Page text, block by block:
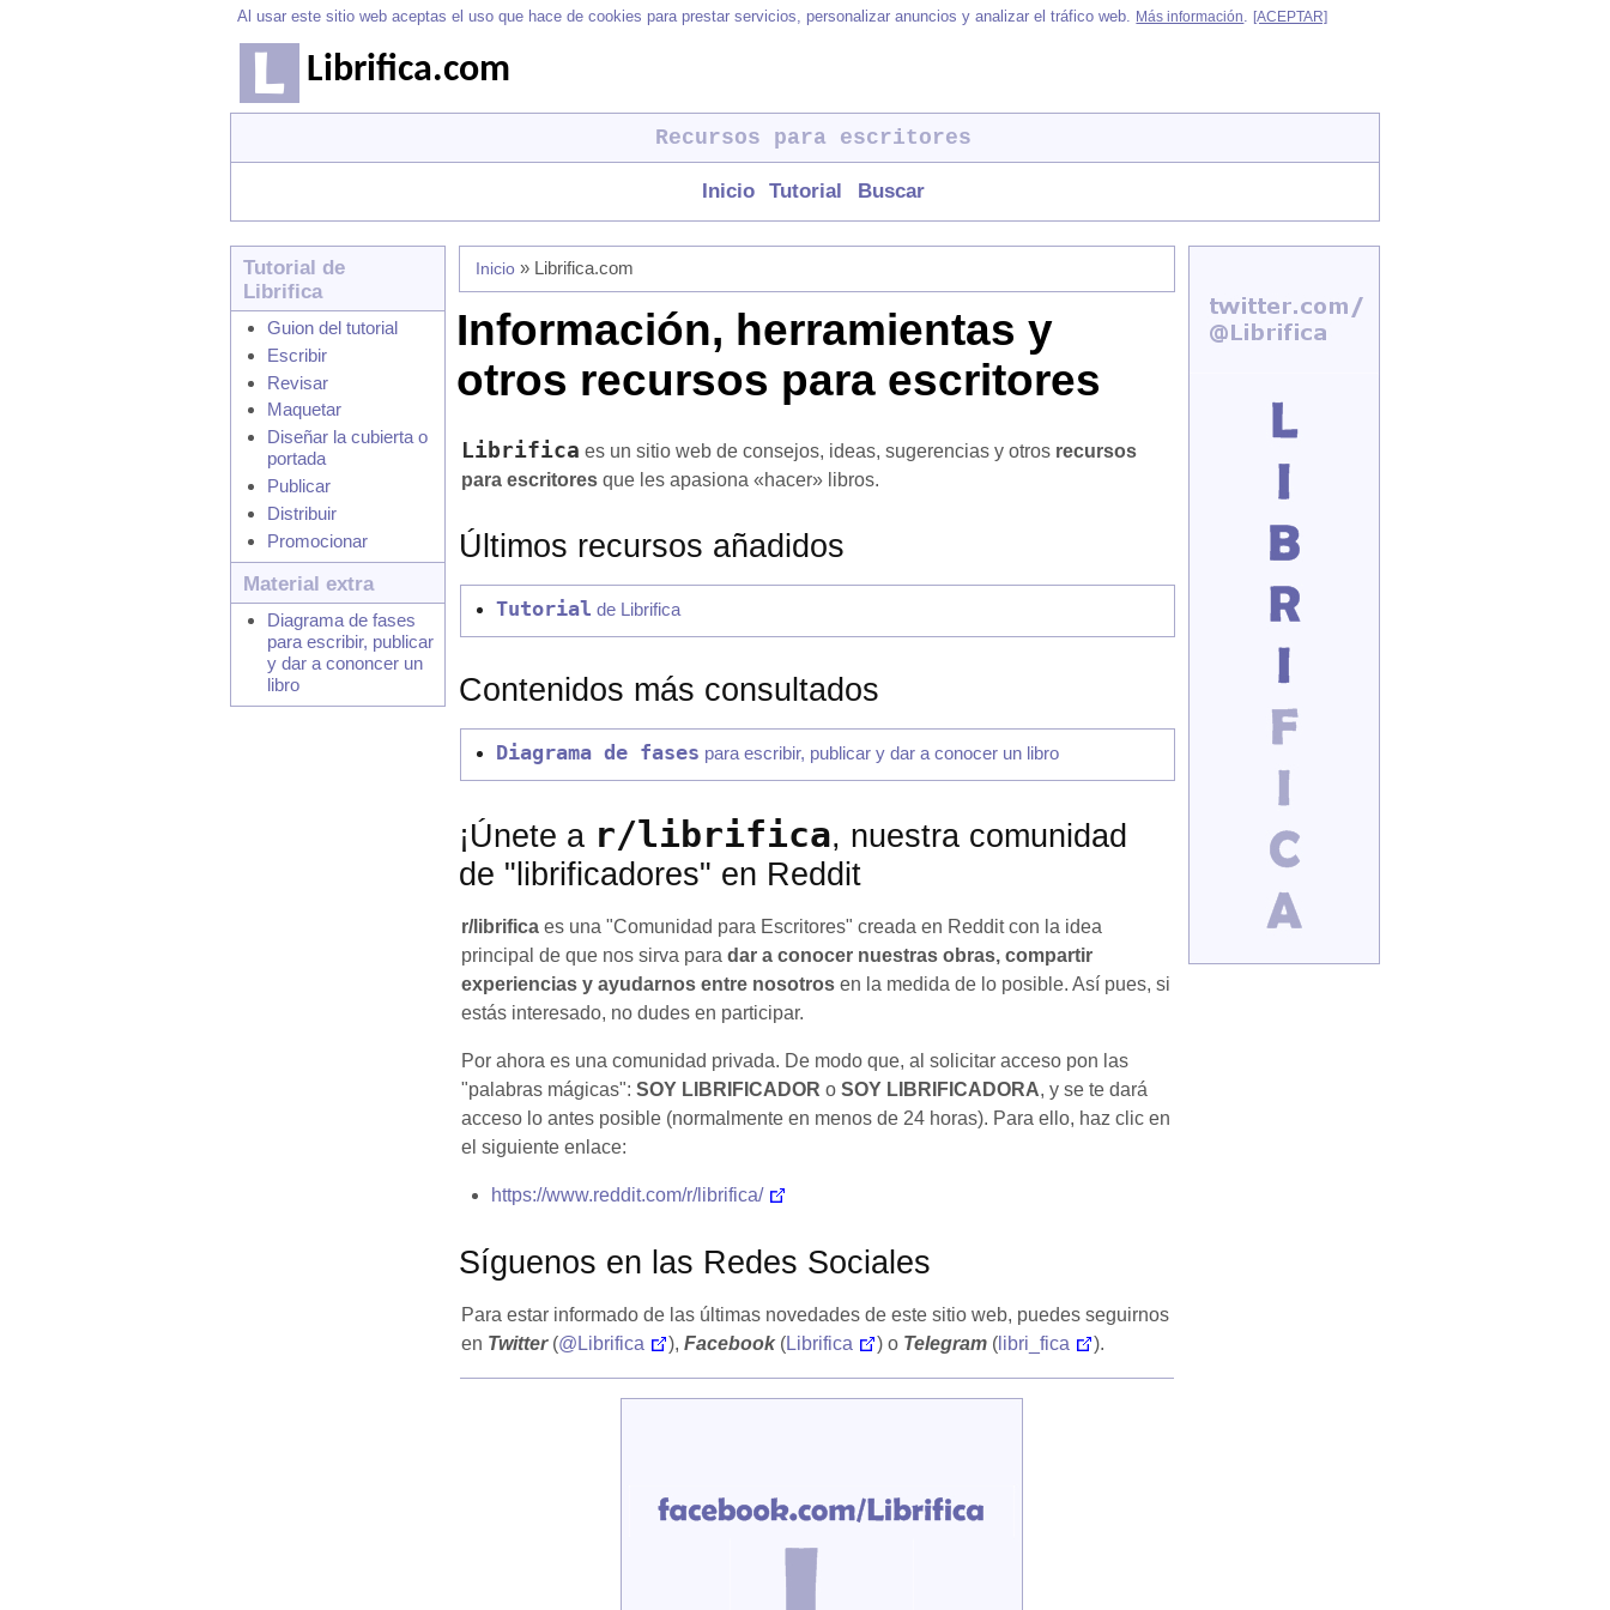
Al usar este sitio web aceptas el uso que hace de cookies para prestar servicios, personalizar anuncios y analizar el tráfico web. Más información. [ACEPTAR]
Librifica.com
Recursos para escritores
Inicio Tutorial Buscar
Tutorial de
Librifica
Guion del tutorial
Escribir
Revisar
Maquetar
Diseñar la cubierta o
portada
Publicar
Distribuir
Promocionar
Material extra
Diagrama de fases
para escribir, publicar
y dar a cononcer un
libro
Inicio» Librifica.com
Información, herramientas y
otros recursos para escritores
Librifica es un sitio web de consejos, ideas, sugerencias y otros recursos
para escritoresque les apasiona «hacer» libros.
Últimos recursos añadidos
Tutorial de Librifica
Contenidos más consultados
Diagrama de fases para escribir, publicar y dar a conocer un libro
¡Únete a r/librifica, nuestra comunidad
de "librificadores" en Reddit
r/librificaes una "Comunidad para Escritores" creada en Reddit con la idea
principal de que nos sirva para dar a conocer nuestras obras, compartir
experiencias y ayudarnos entre nosotrosen la medida de lo posible. Así pues, si
estás interesado, no dudes en participar.
Por ahora es una comunidad privada. De modo que, al solicitar acceso pon las
"palabras mágicas": SOY LIBRIFICADOR o SOY LIBRIFICADORA, y se te dará
acceso lo antes posible (normalmente en menos de 24 horas). Para ello, haz clic en
el siguiente enlace:
https://www.reddit.com/r/librifica/
Síguenos en las Redes Sociales
Para estar informado de las últimas novedades de este sitio web, puedes seguirnos
en Twitter(@Librifica ), Facebook(Librifica ) o Telegram(libri_fica ).